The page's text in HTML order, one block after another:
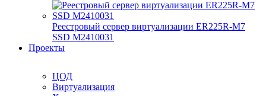
Реестровый сервер виртуализации ER225R-M7
SSD М2410031
Проекты
ЦОД
Виртуализация